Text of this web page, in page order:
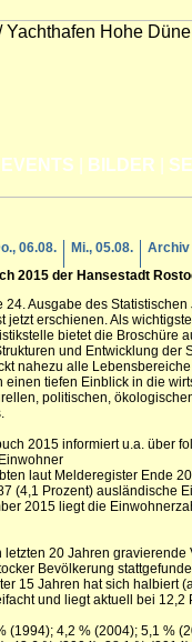
EVENTS BILDER
06.08. Mi., 05.08. Archiv
2015 der Hansestadt
24. Ausgabe des
jetzt erschienen. Als
bietet die Broschüre
und Entwicklung der
nahezu alle
einen tiefen Einblick in die
politischen,
2015 informiert u.a. über
laut Melderegister Ende
(4,1 Prozent) ausländische
2015 liegt die
letzten 20 Jahren
Bevölkerung
15 Jahren hat sich halbiert
und liegt aktuell bei
(1994); 4,2 % (2004); 5,1 %